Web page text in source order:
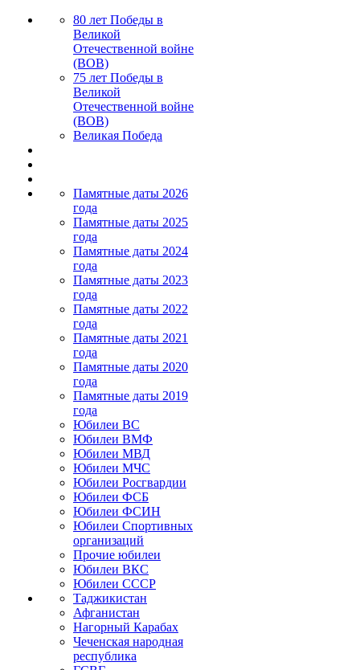
80 лет Победы в
Великой
Отечественной войне
(ВОВ)
75 лет Победы в
Великой
Отечественной войне
(ВОВ)
Великая Победа
Памятные даты 2026
года
Памятные даты 2025
года
Памятные даты 2024
года
Памятные даты 2023
года
Памятные даты 2022
года
Памятные даты 2021
года
Памятные даты 2020
года
Памятные даты 2019
года
Юбилеи ВС
Юбилеи ВМФ
Юбилеи МВД
Юбилеи МЧС
Юбилеи Росгвардии
Юбилеи ФСБ
Юбилеи ФСИН
Юбилеи Спортивных
организаций
Прочие юбилеи
Юбилеи ВКС
Юбилеи СССР
Таджикистан
Афганистан
Нагорный Карабах
Чеченская народная
республика